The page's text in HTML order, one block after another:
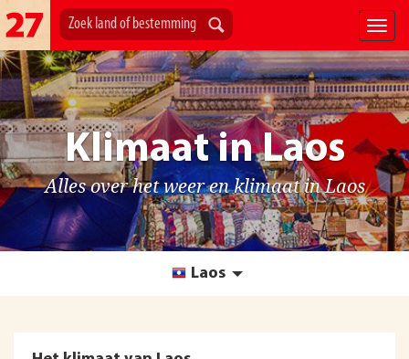
Klimaat in Laos
Alles over het weer en klimaat in Laos
Laos